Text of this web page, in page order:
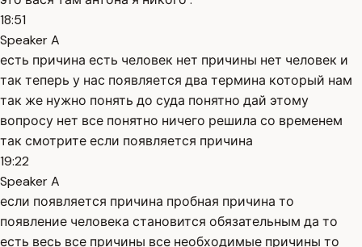
18:51
Speaker A
есть причина есть человек нет причины нет человек и
так теперь у нас появляется два термина который нам
так же нужно понять до суда понятно дай этому
вопросу нет все понятно ничего решила со временем
так смотрите если появляется причина
19:22
Speaker A
если появляется причина пробная причина то
появление человека становится обязательным да то
есть весь все причины все необходимые причины то